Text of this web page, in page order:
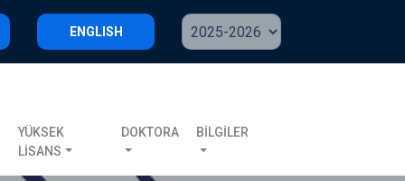
ENGLISH
YÜKSEK
LİSANS
DOKTORA BİLGİLER